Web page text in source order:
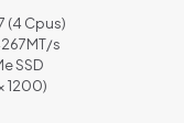
(4 Cpus)
s
SSD
1200)